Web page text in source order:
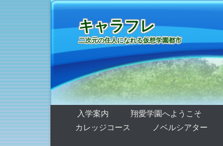
キャラフレ
二次元の住人になれる仮想学園都市
第1メニュー
コンテンツへ移動
入学案内 翔愛学園へようこそ
カレッジコース
ノベルシアター